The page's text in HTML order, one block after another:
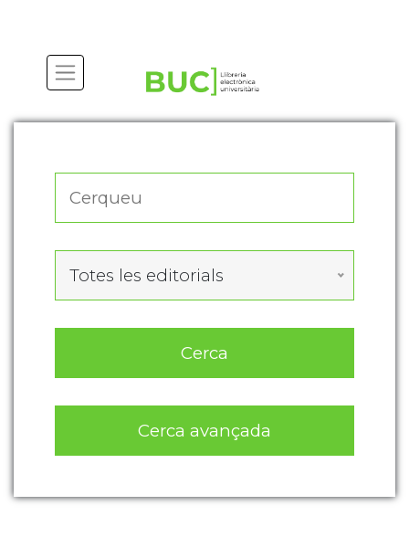
Totes les editorials
Cerca
Cerca avançada